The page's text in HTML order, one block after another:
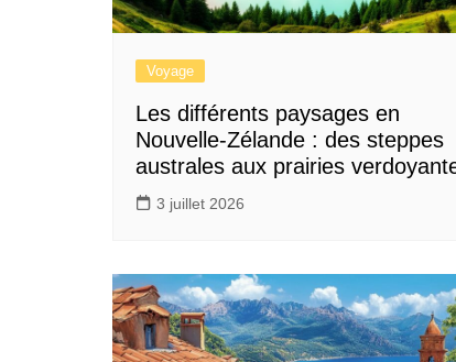
Voyage
Les différents paysages en
Nouvelle-Zélande : des steppes
australes aux prairies
3 juillet 2026